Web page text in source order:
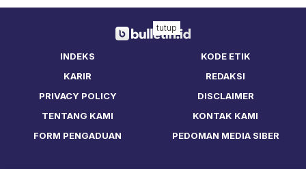
INDEKS
KODE ETIK
KARIR
REDAKSI
PRIVACY POLICY
DISCLAIMER
TENTANG KAMI
KONTAK KAMI
FORM PENGADUAN
PEDOMAN MEDIA SIBER
tutup